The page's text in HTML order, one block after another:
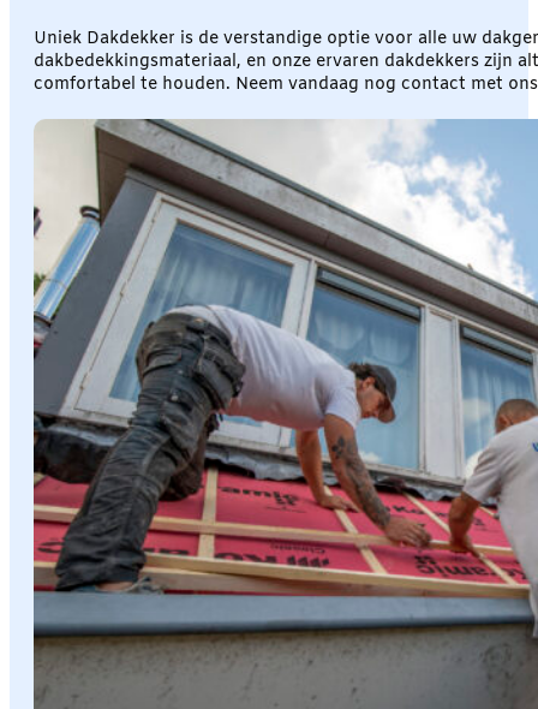
Uniek Dakdekker is de verstandige optie voor alle uw
dakbedekkingsmateriaal, en onze ervaren dakdekkers zijn
comfortabel te houden. Neem vandaag nog contact met